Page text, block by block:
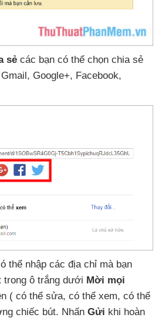
sẻ các bạn có thể chọn chia sẻ
, Google+, Facebook,
thể nhập các địa chỉ mà bạn
trong ô trắng dưới Mời mọi
( có thể sửa, có thể xem, có thể
chiếc bút. Nhấn Gửi khi hoàn